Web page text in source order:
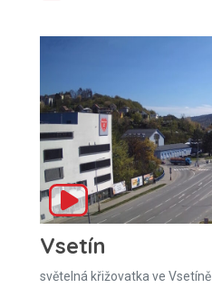
Vsetín
světelná křižovatka ve Vsetíně